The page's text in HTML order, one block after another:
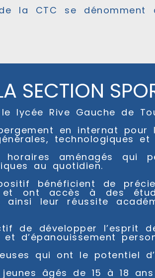
la CTC se dénomment
SECTION
lycée Rive Gauche de
en internat
technologiques et
aménagés qui
au quotidien.
bénéficient de
ont accès à des
ainsi leur réussite
de développer l’esprit
d’épanouissement
qui ont le potentiel
âgés de 15 à 18